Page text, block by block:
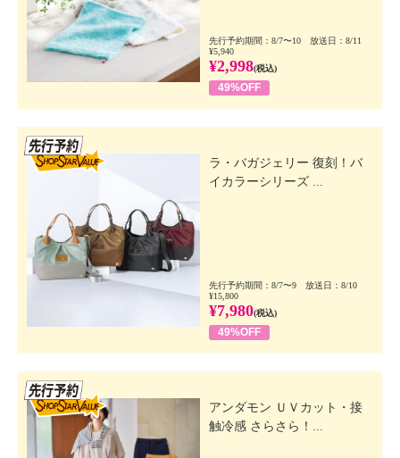
先行予約期間：8/7〜10 放送日：8/11
¥5,940
¥2,998(税込)
49%OFF
ラ・バガジェリー 復刻！バ
イカラーシリーズ ...
先行予約期間：8/7〜9 放送日：8/10
¥15,800
¥7,980(税込)
49%OFF
アンダモン ＵＶカット・接
触冷感 さらさら！...